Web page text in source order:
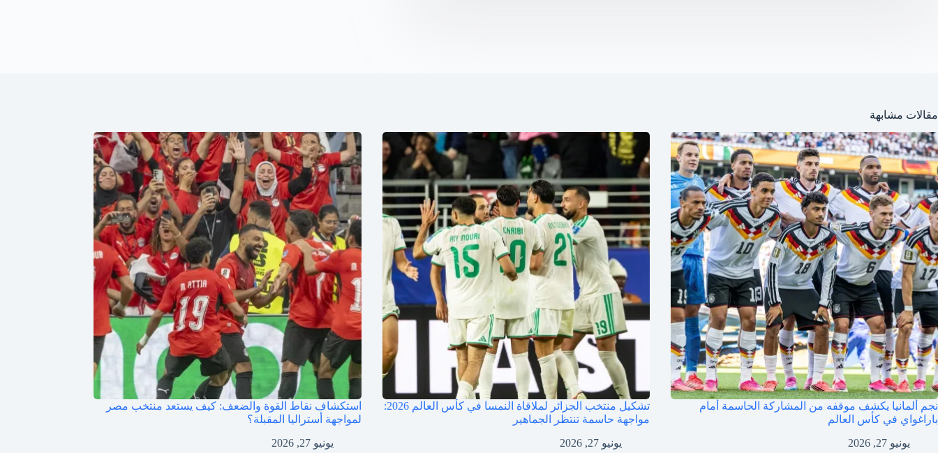
مقالات مشابهة
نجم ألمانيا يكشف موقفه من المشاركة الحاسمة أمام
باراغواي في كأس العالم
يونيو 27, 2026
تشكيل منتخب الجزائر لملاقاة النمسا في كأس العالم 2026:
مواجهة حاسمة تنتظر الجماهير
يونيو 27, 2026
استكشاف نقاط القوة والضعف: كيف يستعد منتخب مصر
لمواجهة أستراليا المقبلة؟
يونيو 27, 2026